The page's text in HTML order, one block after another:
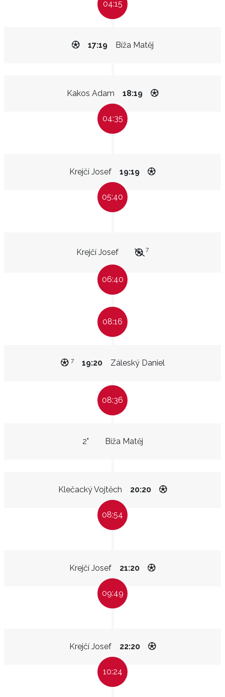
04:15
Bíža Matěj
17:19
Kakos Adam 18:19
04:35
Krejčí Josef 19:19
05:40
Krejčí Josef 7
06:40
08:16
Záleský Daniel
19:20
7
08:36
Bíža Matěj
2"
Klečacký Vojtěch 20:20
08:54
Krejčí Josef 21:20
09:49
Krejčí Josef 22:20
10:24